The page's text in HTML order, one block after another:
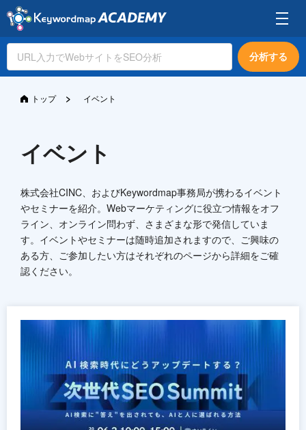
分析する
トップ > イベント
イベント
株式会社CINC、およびKeywordmap事務局が携わるイベント
やセミナーを紹介。Webマーケティングに役立つ情報をオフ
ライン、オンライン問わず、さまざまな形で発信していま
す。イベントやセミナーは随時追加されますので、ご興味の
ある方、ご参加したい方はそれぞれのページから詳細をご確
認ください。